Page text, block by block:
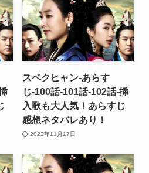
スベクヒャン-あらす
じ-100話-101話-102話-挿
入歌も大人気！あらすじ
感想ネタバレあり！
2022年11月17日